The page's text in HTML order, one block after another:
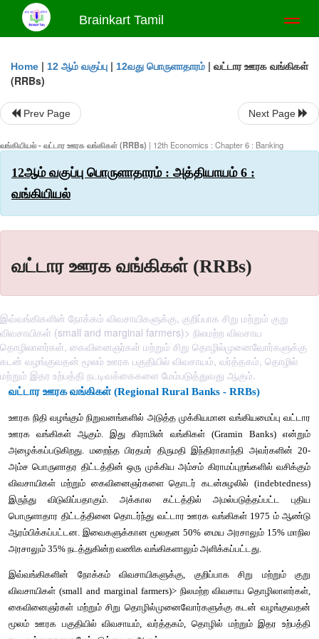
Brainkart Tamil
Home | 12 ஆம் வகுப்பு | 12வது பொருளாதாரம் | வட்டார ஊரக வங்கிகள்
(RRBs)
Prev Page Next Page
வங்கியியல் - வட்டார ஊரக வங்கிகள் (RRBs) | 12th Economics : Chapter 6 : Banking
12ஆம் வகுப்பு பொருளாதாரம் : அத்தியாயம் 6 :
வங்கியியல்
வட்டார ஊரக வங்கிகள் (RRBs)
இவ்வங்கிகளின் நோக்கம் விவசாயிகளுக்கு, குறிப்பாக சிறு மற்றும் குறு
விவசாயிகள் (small and marginal farmers)> நிலமற்ற விவசாய
தொழிலாளர்கள், கைவினைஞர்கள் மற்றும் சிறு தொழில்முனைவோர்களுக்கு
கடன் வழங்குவதன் மூலம் ஊரக பகுதியில் விவசாயம், வர்த்தகம், தொழில்
மற்றும் இதர உற்பத்தி நடடிவக்கைகளை மேம்படுத்துவது ஆகும்.
வட்டார ஊரக வங்கிகள் (Regional Rural Banks -
ஊரக நிதி வழங்கும் நிறுவனங்களில் அடுத்த முக்கியமான
ஊரக வங்கிகள் ஆகும். இது கிராமின் வங்கிகள் (Gramin
அம்ச பொருளாதர திட்டத்தின் ஒரு முக்கிய அம்சம்
விவசாயிகள் மற்றும் கைவினைஞர்களை தொடர் கடன்சுழலில்
இருந்து விடுவிப்பதாகும். அக்கால கட்டத்தில்